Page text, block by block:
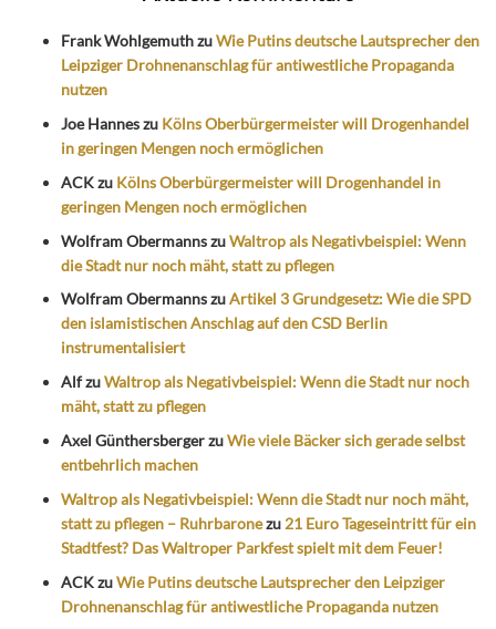
Frank WohlgemuthzuWie Putins deutsche Lautsprecher den
Leipziger Drohnenanschlag für antiwestliche Propaganda
nutzen
Joe Hanneszu Kölns Oberbürgermeister will Drogenhandel
in geringen Mengen noch ermöglichen
ACKzu Kölns Oberbürgermeister will Drogenhandel in
geringen Mengen noch ermöglichen
Wolfram ObermannszuWaltrop als Negativbeispiel: Wenn
die Stadt nur noch mäht, statt zu pflegen
Wolfram ObermannszuArtikel 3 Grundgesetz: Wie die SPD
den islamistischen Anschlag auf den CSD Berlin
instrumentalisiert
AlfzuWaltrop als Negativbeispiel: Wenn die Stadt nur noch
mäht, statt zu pflegen
Axel GünthersbergerzuWie viele Bäcker sich gerade selbst
entbehrlich machen
Waltrop als Negativbeispiel: Wenn die Stadt nur noch mäht,
statt zu pflegen – Ruhrbaronezu 21 Euro Tageseintritt für ein
Stadtfest? Das Waltroper Parkfest spielt mit dem Feuer!
ACKzuWie Putins deutsche Lautsprecher den Leipziger
Drohnenanschlag für antiwestliche Propaganda nutzen